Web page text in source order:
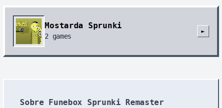
Mostarda Sprunki
2 games
►
Sobre Funebox Sprunki Remaster